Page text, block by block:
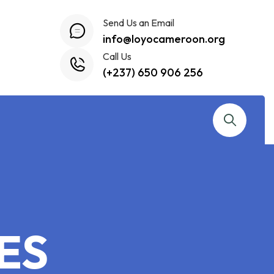
Send Us an Email
info@loyocameroon.org
Call Us
(+237) 650 906 256